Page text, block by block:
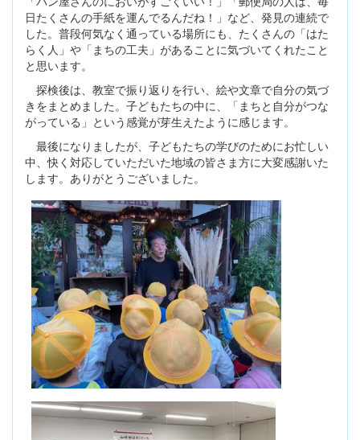
日たくさんの手紙を運んでるんだね！」など、発見の連続で
した。普段何気なく通っている場所にも、たくさんの「はた
らく人」や「まちの工夫」があることに気づいてくれたこと
と思います。
探検後は、教室で振り返りを行い、絵や文章で自分の気づ
きをまとめました。子どもたちの中に、「まちと自分がつな
がっている」という感覚が芽生えたように感じます。
最後になりましたが、子どもたちの学びのためにお忙しい
中、快く対応していただいた地域の皆さま方に大変感謝いた
します。ありがとうございました。